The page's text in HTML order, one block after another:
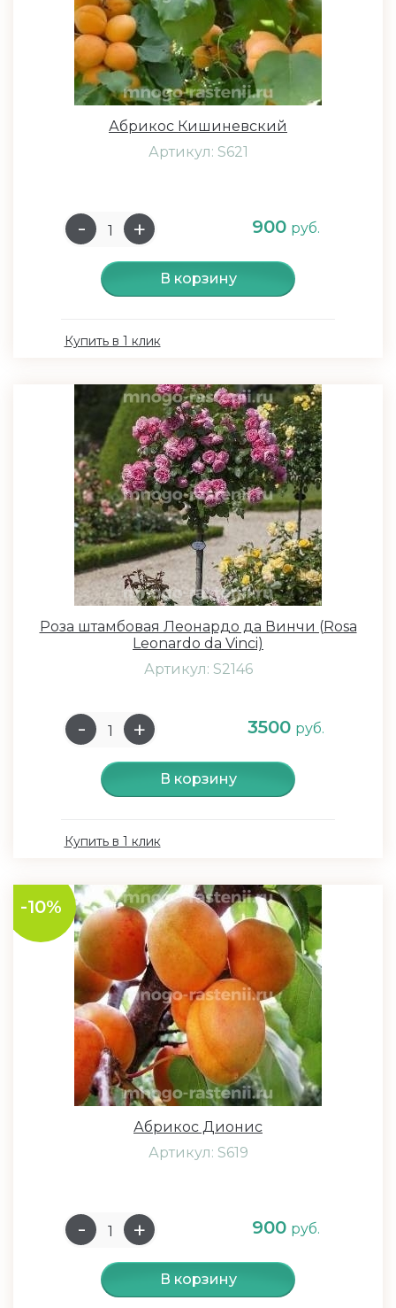
Абрикос Кишиневский
Артикул: S621
900 руб.
В корзину
Купить в 1 клик
Роза штамбовая Леонардо да Винчи (Rosa
Leonardo da Vinci)
Артикул: S2146
3500 руб.
В корзину
Купить в 1 клик
-10%
Абрикос Дионис
Артикул: S619
900 руб.
В корзину